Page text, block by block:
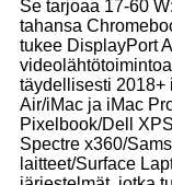
Se tarjoaa 17-60
tahansa
tukee DisplayPort
täydellisesti 2018+
Air/iMac ja iMac
Pixelbook/Dell
Spectre x360/
laitteet/Surface